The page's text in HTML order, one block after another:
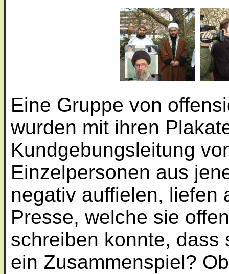
Eine Gruppe von
wurden mit ihren
Kundgebungsleitung
Einzelpersonen aus
negativ auffielen, liefen
Presse, welche sie
schreiben konnte, dass
ein Zusammenspiel?